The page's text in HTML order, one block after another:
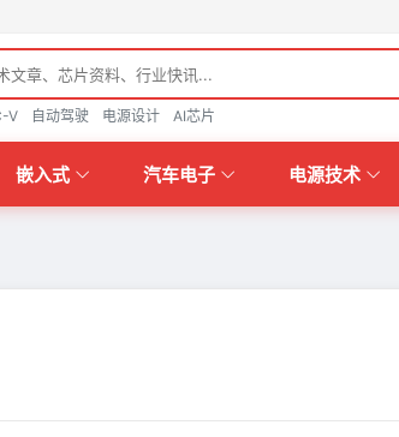
V 自动驾驶 电源设计 AI芯片
嵌入式 汽车电子 电源技术